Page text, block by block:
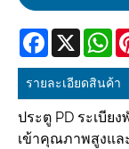
Facebook
X
รายละเอียดสินค้า
ประตู PD ระเบีย
เข้าคุณภาพสูงแล